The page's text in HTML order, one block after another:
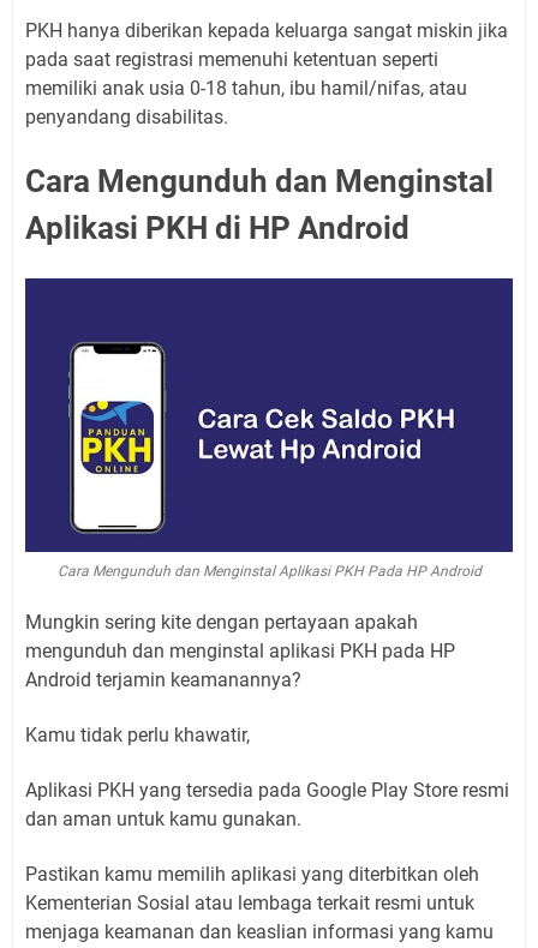
PKH hanya diberikan kepada keluarga sangat miskin jika
pada saat registrasi memenuhi ketentuan seperti
memiliki anak usia 0-18 tahun, ibu hamil/nifas, atau
penyandang disabilitas.
Cara Mengunduh dan Menginstal
Aplikasi PKH di HP Android
Cara Mengunduh dan Menginstal Aplikasi PKH Pada HP Android
Mungkin sering kite dengan pertayaan apakah
mengunduh dan menginstal aplikasi PKH pada HP
Android terjamin keamanannya?
Kamu tidak perlu khawatir,
Aplikasi PKH yang tersedia pada Google Play Store resmi
dan aman untuk kamu gunakan.
Pastikan kamu memilih aplikasi yang diterbitkan oleh
Kementerian Sosial atau lembaga terkait resmi untuk
menjaga keamanan dan keaslian informasi yang kamu